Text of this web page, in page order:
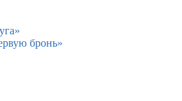
бронь»